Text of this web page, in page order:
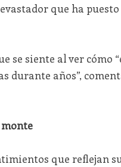
que ha puesto
siente al ver cómo
durante años”,
que reflejan